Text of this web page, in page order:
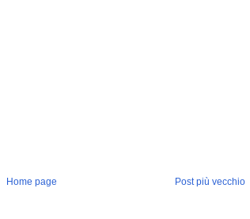
Post più vecchio
Home page